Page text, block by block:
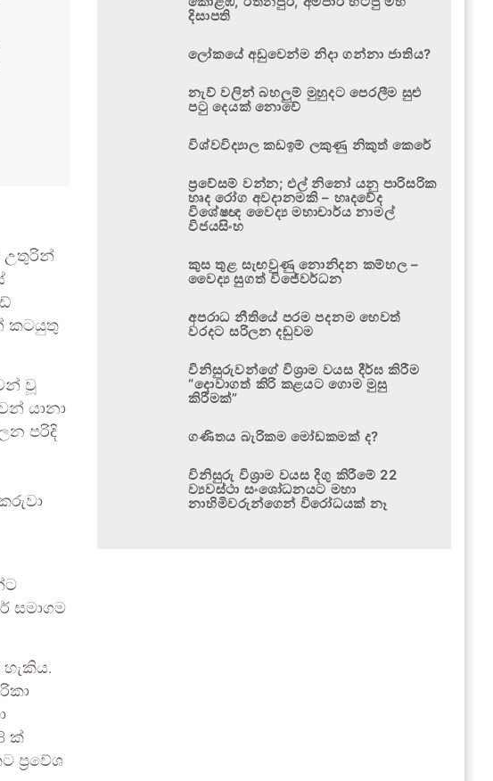
උතුරින්
කටයුතු
වූ
යානා
පරිදි
සමාගම
ක්
ප්‍රවේශ
දිසාපති
ලෝකයේ අඩුවෙන්ම නිදා ගන්නා ජාතිය?
නැව් වලින් බහලුම් මුහුදට පෙරලීම සුළු
පටු දෙයක් නොවේ
විශ්වවිද්‍යාල කඩඉම් ලකුණු නිකුත් කෙරේ
ප්‍රවේසම් වන්න; එල් නිනෝ යනු පාරිසරික
හෘද රෝග අවදානමකි – හෘදවේද
විශේෂඥ වෛද්‍ය මහාචාර්ය නාමල්
විජයසිංහ
කුස තුළ සැඟවුණු නොනිදන කම්හල –
වෛද්‍ය සුගත් විජේවර්ධන
අපරාධ නීතියේ පරම පදනම හෙවත්
වරදට සරිලන දඬුවම
විනිසුරුවන්ගේ විශ්‍රාම වයස දීර්ඝ කිරීම
“දොවාගත් කිරි කළයට ගොම මුසු
කිරීමක්”
ගණිතය බැරිකම මෝඩකමක් ද?
විනිසුරු විශ්‍රාම වයස දිගු කිරීමේ 22
ව්‍යවස්ථා සංශෝධනයට මහා
නාහිමිවරුන්ගෙන් විරෝධයක් නෑ